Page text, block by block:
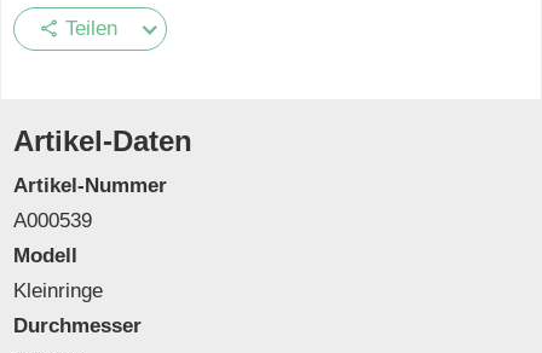
share Teilen
Artikel-Daten
Artikel-Nummer
A000539
Modell
Kleinringe
Durchmesser